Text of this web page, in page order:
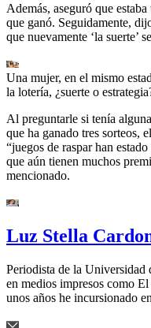
Además, aseguró que
que ganó. Seguidamente,
que nuevamente ‘la suerte’
Una mujer, en el mismo
la lotería, ¿suerte o
Al preguntarle si tenía
que ha ganado tres sorteos,
“juegos de raspar han
que aún tienen muchos
mencionado.
Luz Stella
Periodista de la Universidad
en medios impresos como
unos años he incursionado